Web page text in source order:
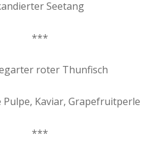
Seetang
***
roter Thunfisch
Pulpe, Kaviar, Grapefruitperle
***